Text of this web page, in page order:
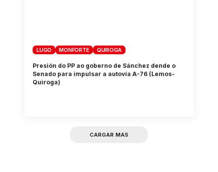
LUGO MONFORTE QUIROGA
Presión do PP ao goberno de Sánchez dende o
Senado para impulsar a autovía A-76 (Lemos-
Quiroga)
CARGAR MAS